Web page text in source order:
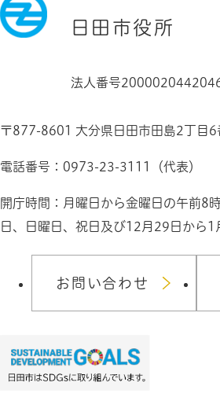
日田市役所
法人番号
〒877-8601 大分県日田市田島2丁目6
電話番号：0973-23-3111（代表）
開庁時間：月曜日から金曜日の午前8
日、日曜日、祝日及び12月29日から1
お問い合わせ